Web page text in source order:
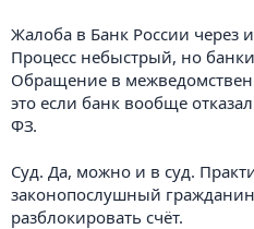
Жалоба в Банк России через
Процесс небыстрый, но
Обращение в
это если банк вообще
ФЗ.
Суд. Да, можно и в суд.
законопослушный
разблокировать счёт.